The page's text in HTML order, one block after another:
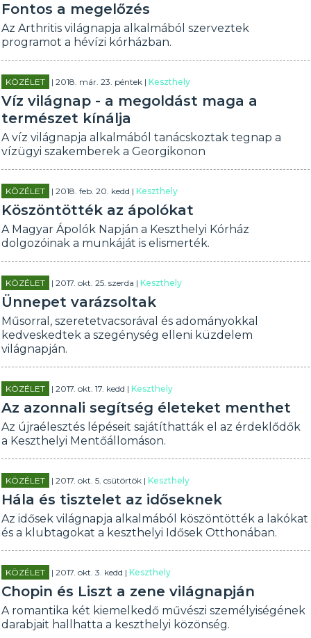
Fontos a megelőzés
Az Arthritis világnapja alkalmából szerveztek
programot a hévízi kórházban.
KÖZÉLET | 2018. már. 23. péntek |Keszthely
Víz világnap - a megoldást maga a
természet kínálja
A víz világnapja alkalmából tanácskoztak tegnap a
vízügyi szakemberek a Georgikonon
KÖZÉLET | 2018. feb. 20. kedd |Keszthely
Köszöntötték az ápolókat
A Magyar Ápolók Napján a Keszthelyi Kórház
dolgozóinak a munkáját is elismerték.
KÖZÉLET | 2017. okt. 25. szerda |Keszthely
Ünnepet varázsoltak
Műsorral, szeretetvacsorával és adományokkal
kedveskedtek a szegénység elleni küzdelem
világnapján.
KÖZÉLET | 2017. okt. 17. kedd |Keszthely
Az azonnali segítség életeket menthet
Az újraélesztés lépéseit sajátíthatták el az érdeklődők
a Keszthelyi Mentőállomáson.
KÖZÉLET | 2017. okt. 5. csütörtök |Keszthely
Hála és tisztelet az időseknek
Az idősek világnapja alkalmából köszöntötték a lakókat
és a klubtagokat a keszthelyi Idősek Otthonában.
KÖZÉLET | 2017. okt. 3. kedd |Keszthely
Chopin és Liszt a zene világnapján
A romantika két kiemelkedő művészi személyiségének
darabjait hallhatta a keszthelyi közönség.